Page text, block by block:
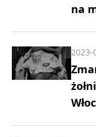
na
2023-